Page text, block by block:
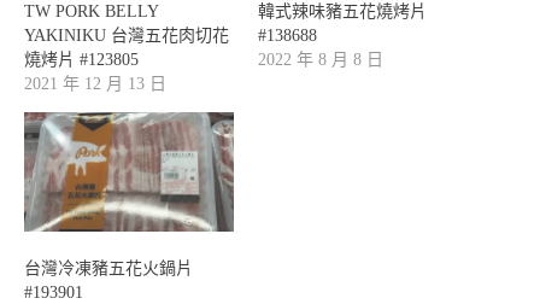
TW PORK BELLY
YAKINIKU 台灣五花肉切花
燒烤片 #123805
2021 年 12 月 13 日
韓式辣味豬五花燒烤片
#138688
2022 年 8 月 8 日
台灣冷凍豬五花火鍋片
#193901